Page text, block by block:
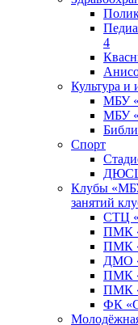
4
Культура и
МБУ
МБУ
Спорт
Клубы
занятий
СТЦ
ПМК
ПМК
ДМО
ПМК
ПМК
ФК